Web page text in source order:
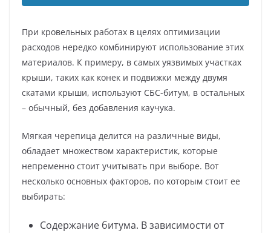
При кровельных работах в целях оптимизации
расходов нередко комбинируют использование этих
материалов. К примеру, в самых уязвимых участках
крыши, таких как конек и подвижки между двумя
скатами крыши, используют СБС-битум, в остальных
– обычный, без добавления каучука.
Мягкая черепица делится на различные виды,
обладает множеством характеристик, которые
непременно стоит учитывать при выборе. Вот
несколько основных факторов, по которым стоит ее
выбирать:
Содержание битума. В зависимости от